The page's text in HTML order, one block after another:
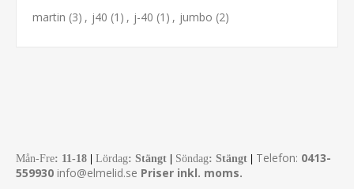
martin (3) , j40 (1) , j-40 (1) , jumbo (2)
Mån-Fre: 11-18 | Lördag: Stängt | Söndag: Stängt | Telefon: 0413-
559930 info@elmelid.se Priser inkl. moms.